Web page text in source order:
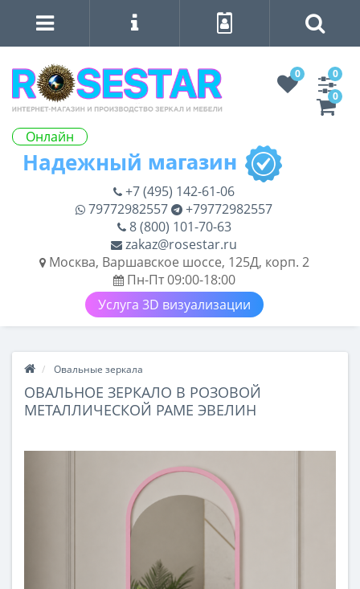
Онлайн
0
0
0
+7 (495) 142-61-06
79772982557
+79772982557
8 (800) 101-70-63
zakaz@rosestar.ru
Москва, Варшавское шоссе, 125Д, корп. 2
Пн-Пт 09:00-18:00
Услуга 3D визуализации
Овальные зеркала
ОВАЛЬНОЕ ЗЕРКАЛО В РОЗОВОЙ
МЕТАЛЛИЧЕСКОЙ РАМЕ ЭВЕЛИН